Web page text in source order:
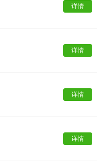
详情
详情
详情
详情